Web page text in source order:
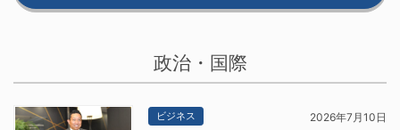
政治・国際
ビジネス 2026年7月10日